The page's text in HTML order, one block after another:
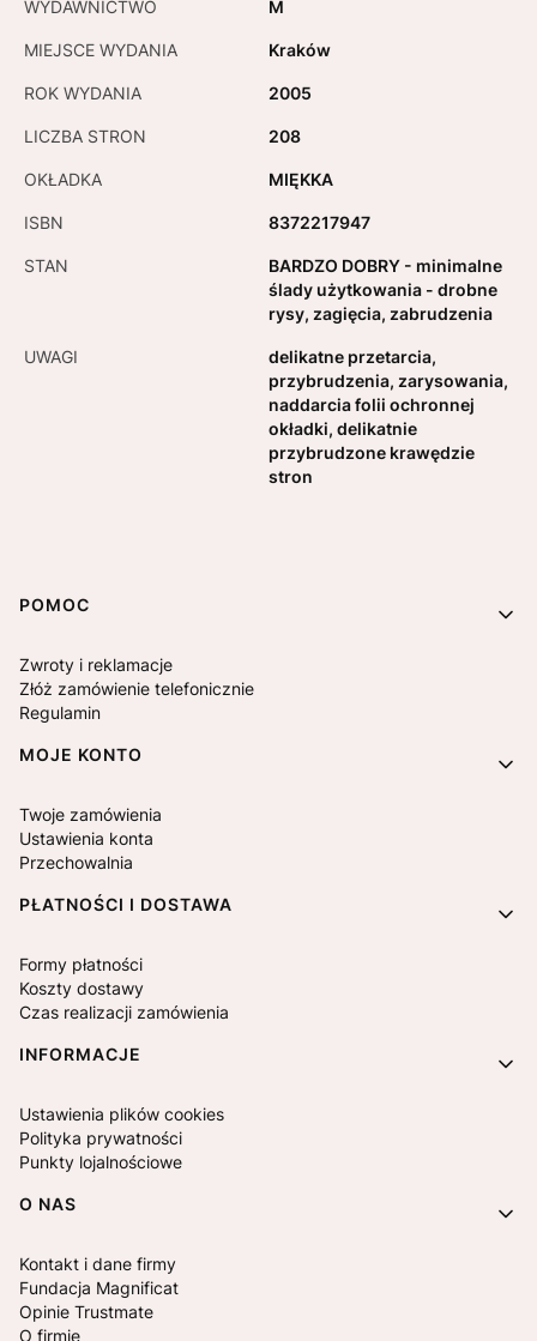
WYDAWNICTWO M
MIEJSCE WYDANIA Kraków
ROK WYDANIA 2005
LICZBA STRON 208
OKŁADKA MIĘKKA
ISBN 8372217947
STAN
BARDZO DOBRY - minimalne
ślady użytkowania - drobne
rysy, zagięcia, zabrudzenia
UWAGI
delikatne przetarcia,
przybrudzenia, zarysowania,
naddarcia folii ochronnej
okładki, delikatnie
przybrudzone krawędzie
stron
Linki w stopce
POMOC
Zwroty i reklamacje
Złóż zamówienie telefonicznie
Regulamin
MOJE KONTO
Twoje zamówienia
Ustawienia konta
Przechowalnia
PŁATNOŚCI I DOSTAWA
Formy płatności
Koszty dostawy
Czas realizacji zamówienia
INFORMACJE
Ustawienia plików cookies
Polityka prywatności
Punkty lojalnościowe
O NAS
Kontakt i dane firmy
Fundacja Magnificat
Opinie Trustmate
O firmie